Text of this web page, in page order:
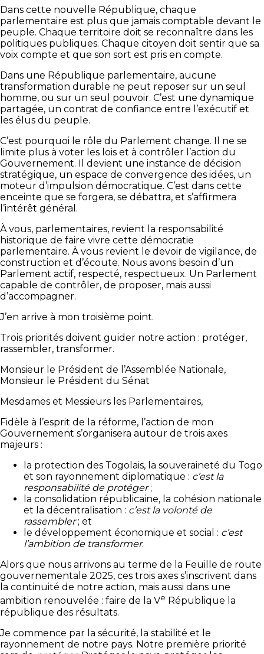
Dans cette nouvelle République, chaque
parlementaire est plus que jamais comptable devant le
peuple. Chaque territoire doit se reconnaître dans les
politiques publiques. Chaque citoyen doit sentir que sa
voix compte et que son sort est pris en compte.
Dans une République parlementaire, aucune
transformation durable ne peut reposer sur un seul
homme, ou sur un seul pouvoir. C’est une dynamique
partagée, un contrat de confiance entre l’exécutif et
les élus du peuple.
C’est pourquoi le rôle du Parlement change. Il ne se
limite plus à voter les lois et à contrôler l’action du
Gouvernement. Il devient une instance de décision
stratégique, un espace de convergence des idées, un
moteur d’impulsion démocratique. C’est dans cette
enceinte que se forgera, se débattra, et s’affirmera
l’intérêt général.
À vous, parlementaires, revient la responsabilité
historique de faire vivre cette démocratie
parlementaire. À vous revient le devoir de vigilance, de
construction et d’écoute. Nous avons besoin d’un
Parlement actif, respecté, respectueux. Un Parlement
capable de contrôler, de proposer, mais aussi
d’accompagner.
J’en arrive à mon troisième point.
Trois priorités doivent guider notre action : protéger,
rassembler, transformer.
Monsieur le Président de l’Assemblée Nationale,
Monsieur le Président du Sénat
Mesdames et Messieurs les Parlementaires,
Fidèle à l’esprit de la réforme, l’action de mon
Gouvernement s’organisera autour de trois axes
majeurs :
la protection des Togolais, la souveraineté du Togo
et son rayonnement diplomatique : c’est la
responsabilité de protéger;
la consolidation républicaine, la cohésion nationale
et la décentralisation : c’est la volonté de
rassembler; et
le développement économique et social : c’est
l’ambition de transformer.
Alors que nous arrivons au terme de la Feuille de route
gouvernementale 2025, ces trois axes s’inscrivent dans
la continuité de notre action, mais aussi dans une
ambition renouvelée : faire de la Ve République la
république des résultats.
Je commence par la sécurité, la stabilité et le
rayonnement de notre pays. Notre première priorité